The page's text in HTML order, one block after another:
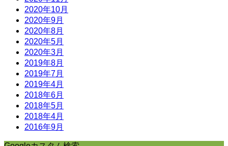
2020年10月
2020年9月
2020年8月
2020年5月
2020年3月
2019年8月
2019年7月
2019年4月
2018年6月
2018年5月
2018年4月
2016年9月